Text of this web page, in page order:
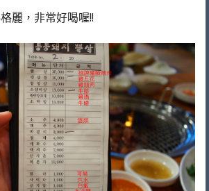
麗，非常好喝喔!!